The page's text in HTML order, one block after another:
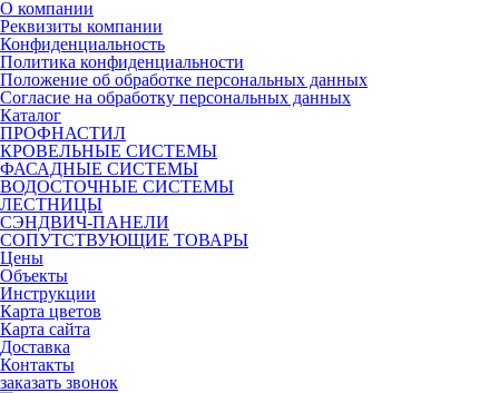
О компании
Реквизиты компании
Конфиденциальность
Политика конфиденциальности
Положение об обработке персональных данных
Согласие на обработку персональных данных
Каталог
ПРОФНАСТИЛ
КРОВЕЛЬНЫЕ СИСТЕМЫ
ФАСАДНЫЕ СИСТЕМЫ
ВОДОСТОЧНЫЕ СИСТЕМЫ
ЛЕСТНИЦЫ
СЭНДВИЧ-ПАНЕЛИ
СОПУТСТВУЮЩИЕ ТОВАРЫ
Цены
Объекты
Инструкции
Карта цветов
Карта сайта
Доставка
Контакты
заказать звонок